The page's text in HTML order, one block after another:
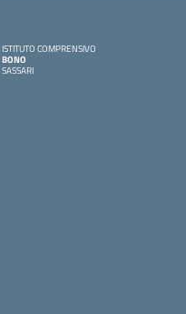
ISTITUTO COMPRENSIVO
BONO
SASSARI